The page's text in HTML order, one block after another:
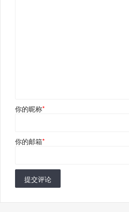
你的昵称*
你的邮箱*
提交评论